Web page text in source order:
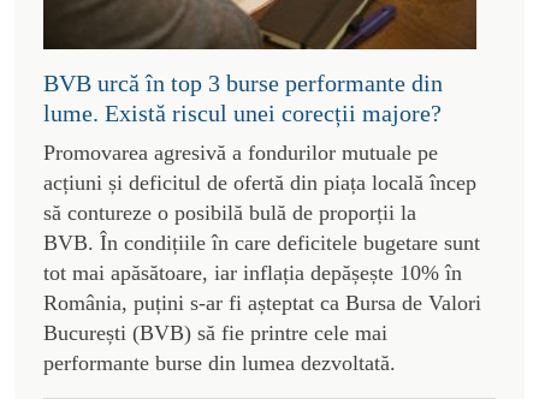
BVB urcă în top 3 burse performante din
lume. Există riscul unei corecții majore?
Promovarea agresivă a fondurilor mutuale pe
acțiuni și deficitul de ofertă din piața locală încep
să contureze o posibilă bulă de proporții la
BVB. În condițiile în care deficitele bugetare sunt
tot mai apăsătoare, iar inflația depășește 10% în
România, puțini s-ar fi așteptat ca Bursa de Valori
București (BVB) să fie printre cele mai
performante burse din lumea dezvoltată.